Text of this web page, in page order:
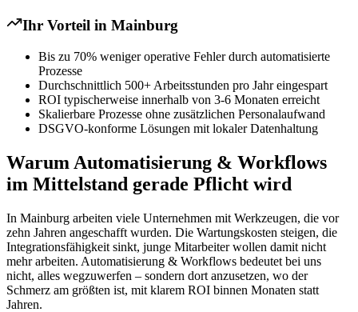
Ihr Vorteil in Mainburg
Bis zu 70% weniger operative Fehler durch automatisierte
Prozesse
Durchschnittlich 500+ Arbeitsstunden pro Jahr eingespart
ROI typischerweise innerhalb von 3-6 Monaten erreicht
Skalierbare Prozesse ohne zusätzlichen Personalaufwand
DSGVO-konforme Lösungen mit lokaler Datenhaltung
Warum Automatisierung & Workflows
im Mittelstand gerade Pflicht wird
In Mainburg arbeiten viele Unternehmen mit Werkzeugen, die vor
zehn Jahren angeschafft wurden. Die Wartungskosten steigen, die
Integrationsfähigkeit sinkt, junge Mitarbeiter wollen damit nicht
mehr arbeiten. Automatisierung & Workflows bedeutet bei uns
nicht, alles wegzuwerfen – sondern dort anzusetzen, wo der
Schmerz am größten ist, mit klarem ROI binnen Monaten statt
Jahren.